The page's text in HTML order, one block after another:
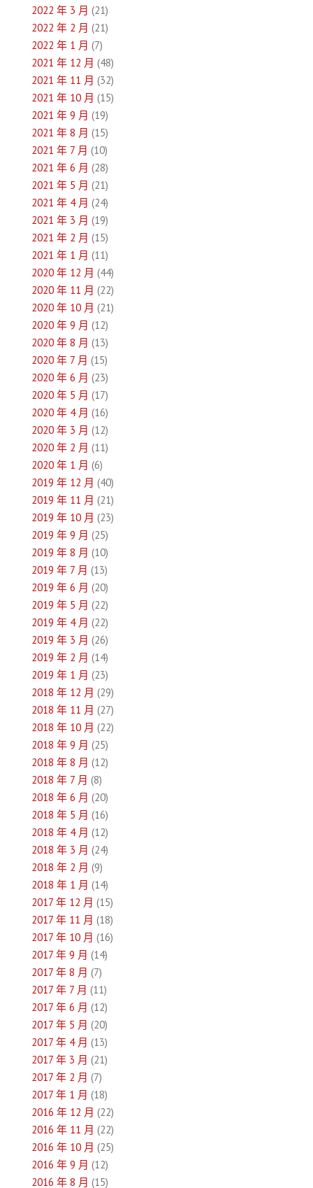
2022 年 3 月 (21)
2022 年 2 月 (21)
2022 年 1 月 (7)
2021 年 12 月 (48)
2021 年 11 月 (32)
2021 年 10 月 (15)
2021 年 9 月 (19)
2021 年 8 月 (15)
2021 年 7 月 (10)
2021 年 6 月 (28)
2021 年 5 月 (21)
2021 年 4 月 (24)
2021 年 3 月 (19)
2021 年 2 月 (15)
2021 年 1 月 (11)
2020 年 12 月 (44)
2020 年 11 月 (22)
2020 年 10 月 (21)
2020 年 9 月 (12)
2020 年 8 月 (13)
2020 年 7 月 (15)
2020 年 6 月 (23)
2020 年 5 月 (17)
2020 年 4 月 (16)
2020 年 3 月 (12)
2020 年 2 月 (11)
2020 年 1 月 (6)
2019 年 12 月 (40)
2019 年 11 月 (21)
2019 年 10 月 (23)
2019 年 9 月 (25)
2019 年 8 月 (10)
2019 年 7 月 (13)
2019 年 6 月 (20)
2019 年 5 月 (22)
2019 年 4 月 (22)
2019 年 3 月 (26)
2019 年 2 月 (14)
2019 年 1 月 (23)
2018 年 12 月 (29)
2018 年 11 月 (27)
2018 年 10 月 (22)
2018 年 9 月 (25)
2018 年 8 月 (12)
2018 年 7 月 (8)
2018 年 6 月 (20)
2018 年 5 月 (16)
2018 年 4 月 (12)
2018 年 3 月 (24)
2018 年 2 月 (9)
2018 年 1 月 (14)
2017 年 12 月 (15)
2017 年 11 月 (18)
2017 年 10 月 (16)
2017 年 9 月 (14)
2017 年 8 月 (7)
2017 年 7 月 (11)
2017 年 6 月 (12)
2017 年 5 月 (20)
2017 年 4 月 (13)
2017 年 3 月 (21)
2017 年 2 月 (7)
2017 年 1 月 (18)
2016 年 12 月 (22)
2016 年 11 月 (22)
2016 年 10 月 (25)
2016 年 9 月 (12)
2016 年 8 月 (15)